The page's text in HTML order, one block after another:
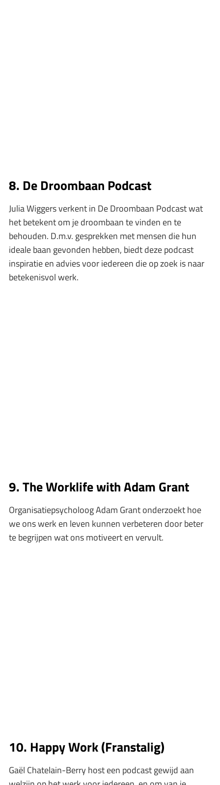
8. De Droombaan Podcast
Julia Wiggers verkent in De Droombaan Podcast wat
het betekent om je droombaan te vinden en te
behouden. D.m.v. gesprekken met mensen die hun
ideale baan gevonden hebben, biedt deze podcast
inspiratie en advies voor iedereen die op zoek is naar
betekenisvol werk.
9. The Worklife with Adam Grant
Organisatiepsycholoog Adam Grant onderzoekt hoe
we ons werk en leven kunnen verbeteren door beter
te begrijpen wat ons motiveert en vervult.
10. Happy Work (Franstalig)
Gaël Chatelain-Berry host een podcast gewijd aan